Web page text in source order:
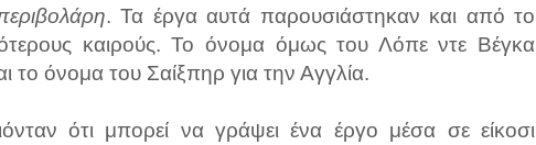
. Τα έργα αυτά παρουσιάστηκαν και από το
καιρούς. Το όνομα όμως του Λόπε ντε Βέγκα
το όνομα του Σαίξπηρ για την Αγγλία.
ότι μπορεί να γράψει ένα έργο μέσα σε είκοσι